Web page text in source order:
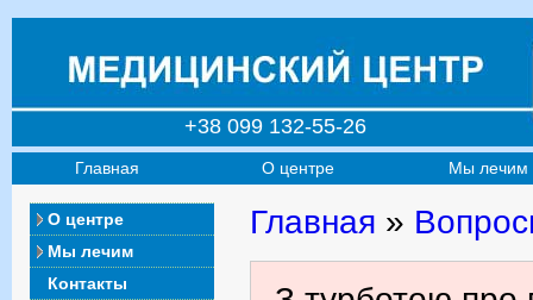
+38 099 132-55-26
Главная О центре Мы лечим
О центре
Мы лечим
Контакты
Главная »